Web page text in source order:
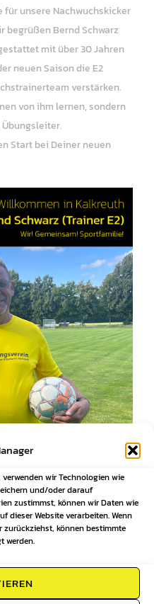
wir Technologien wie
und/oder darauf
zustimmst, können wir Daten wie
dieser Website verarbeiten. Wenn
können bestimmte
werden.
unsere Nachwuchskicker
begrüßen Bernd Schwarz
mit über 30 Jahren
neuen Saison die E2
verstärken.
von ihm lernen, sondern
Start bei Deiner neuen